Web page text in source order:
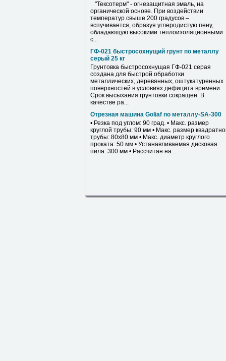
"Тексотерм" - огнезащитная эмаль, на
органической основе. При воздействии
температур свыше 200 градусов –
вспучивается, образуя углеродистую пену,
обладающую высокими теплоизоляционными
с...
ГФ-021 быстросохнущий грунт по металлу
серый 25 кг
Грунтовка быстросохнущая ГФ-021 серая
создана для быстрой обработки
металлических, деревянных, оштукатуренных
поверхностей в условиях дефицита времени.
Срок высыхания грунтовки сокращен. В
качестве ра...
Отрезная машина Goliaf по металлу-SA-300
• Резка под углом: 90 град. • Макс. размер
круглой трубы: 90 мм • Макс. размер
трубы: 80х80 мм • Макс. диаметр круглого
проката: 50 мм • Устанавливаемая дисковая
пила: 300 мм • Рассчитан на...